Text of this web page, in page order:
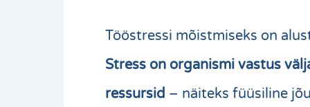
Tööstressi mõistmiseks on
Stress on organismi vastus
ressursid – näiteks füüsiline